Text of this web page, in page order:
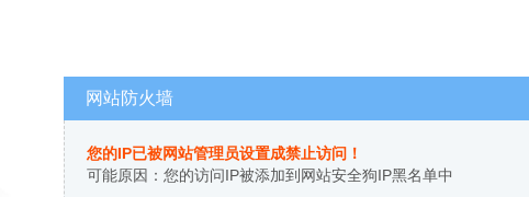
网站防火墙
您的IP已被网站管理员设置成禁止访问！
可能原因：您的访问IP被添加到网站安全狗IP黑名单中